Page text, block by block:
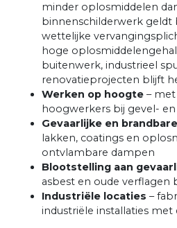
minder oplosmiddelen
binnenschilderwerk geldt
wettelijke
hoge
buitenwerk, industrieel
renovatieprojecten blijft
Werken op hoogte – met
hoogwerkers bij gevel-
Gevaarlijke en
lakken, coatings en
ontvlambare dampen
Blootstelling aan
asbest en oude verflagen
Industriële locaties –
industriële installaties met